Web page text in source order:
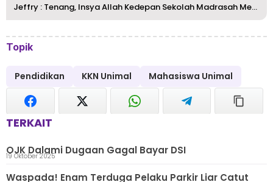
Jeffry : Tenang, Insya Allah Kedepan Sekolah Madrasah Men...
Topik
Pendidikan KKN Unimal Mahasiswa Unimal
TERKAIT
OJK Dalami Dugaan Gagal Bayar DSI
19 Oktober 2025
Waspada! Enam Terduga Pelaku Parkir Liar Catut